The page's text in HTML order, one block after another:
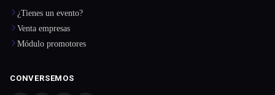
¿Tienes un evento?
Venta empresas
Módulo promotores
CONVERSEMOS